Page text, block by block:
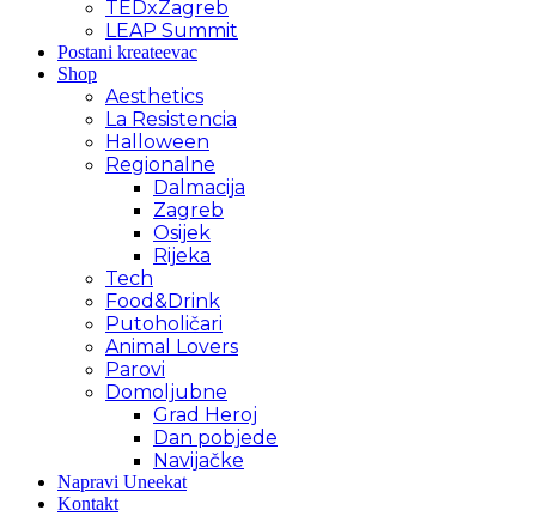
TEDxZagreb
LEAP Summit
Postani kreateevac
Shop
Aesthetics
La Resistencia
Halloween
Regionalne
Dalmacija
Zagreb
Osijek
Rijeka
Tech
Food&Drink
Putoholičari
Animal Lovers
Parovi
Domoljubne
Grad Heroj
Dan pobjede
Navijačke
Napravi Uneekat
Kontakt